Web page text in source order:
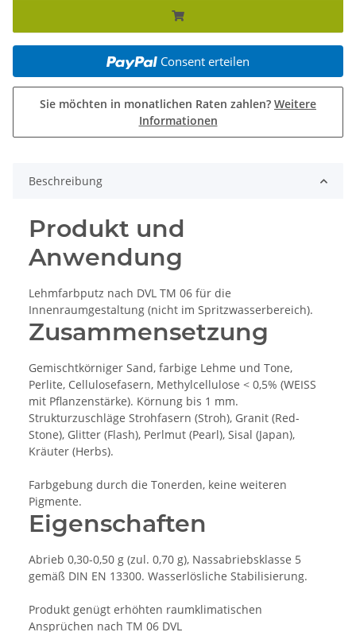
Consent erteilen
Sie möchten in monatlichen Raten zahlen? Weitere
Informationen
Beschreibung
Produkt und
Anwendung
Lehmfarbputz nach DVL TM 06 für die
Innenraumgestaltung (nicht im Spritzwasserbereich).
Zusammensetzung
Gemischtkörniger Sand, farbige Lehme und Tone,
Perlite, Cellulosefasern, Methylcellulose < 0,5% (WEISS
mit Pflanzenstärke). Körnung bis 1 mm.
Strukturzuschläge Strohfasern (Stroh), Granit (Red-
Stone), Glitter (Flash), Perlmut (Pearl), Sisal (Japan),
Kräuter (Herbs).
Farbgebung durch die Tonerden, keine weiteren
Pigmente.
Eigenschaften
Abrieb 0,30-0,50 g (zul. 0,70 g), Nassabriebsklasse 5
gemäß DIN EN 13300. Wasserlösliche Stabilisierung.
Produkt genügt erhöhten raumklimatischen
Ansprüchen nach TM 06 DVL